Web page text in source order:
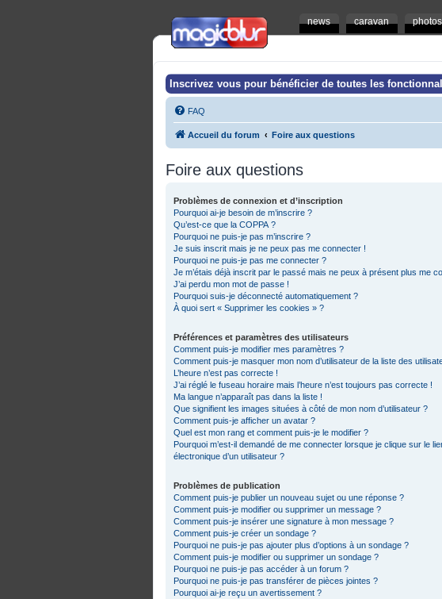
news caravan photos
Inscrivez vous pour bénéficier de toutes les
FAQ
Accueil du forum Foire aux questions
Foire aux questions
Problèmes de connexion et d’inscription
Pourquoi ai-je besoin de m’inscrire ?
Qu’est-ce que la COPPA ?
Pourquoi ne puis-je pas m’inscrire ?
Je suis inscrit mais je ne peux pas me connecter !
Pourquoi ne puis-je pas me connecter ?
Je m’étais déjà inscrit par le passé mais ne peux à présent plus me
J’ai perdu mon mot de passe !
Pourquoi suis-je déconnecté automatiquement ?
À quoi sert « Supprimer les cookies » ?
Préférences et paramètres des utilisateurs
Comment puis-je modifier mes paramètres ?
Comment puis-je masquer mon nom d’utilisateur de la liste des
L’heure n’est pas correcte !
J’ai réglé le fuseau horaire mais l’heure n’est toujours pas correcte !
Ma langue n’apparaît pas dans la liste !
Que signifient les images situées à côté de mon nom d’utilisateur ?
Comment puis-je afficher un avatar ?
Quel est mon rang et comment puis-je le modifier ?
Pourquoi m’est-il demandé de me connecter lorsque je clique sur le
électronique d’un utilisateur ?
Problèmes de publication
Comment puis-je publier un nouveau sujet ou une réponse ?
Comment puis-je modifier ou supprimer un message ?
Comment puis-je insérer une signature à mon message ?
Comment puis-je créer un sondage ?
Pourquoi ne puis-je pas ajouter plus d’options à un sondage ?
Comment puis-je modifier ou supprimer un sondage ?
Pourquoi ne puis-je pas accéder à un forum ?
Pourquoi ne puis-je pas transférer de pièces jointes ?
Pourquoi ai-je reçu un avertissement ?